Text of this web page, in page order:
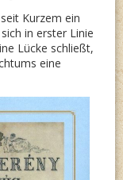
DEN
Kurzem ein
in erster Linie
Lücke schließt,
eine